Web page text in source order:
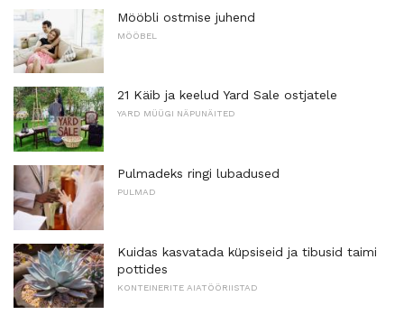
Mööbli ostmise juhend
MÖÖBEL
21 Käib ja keelud Yard Sale ostjatele
YARD MÜÜGI NÄPUNÄITED
Pulmadeks ringi lubadused
PULMAD
Kuidas kasvatada küpsiseid ja tibusid taimi
pottides
KONTEINERITE AIATÖÖRIISTAD